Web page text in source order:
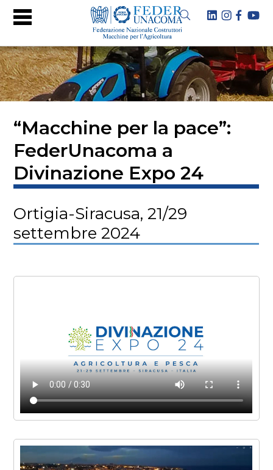
“Macchine per la pace”:
FederUnacoma a
Divinazione Expo 24
Ortigia-Siracusa, 21/29
settembre 2024